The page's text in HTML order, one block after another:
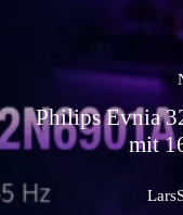
Philips Evnia
mit